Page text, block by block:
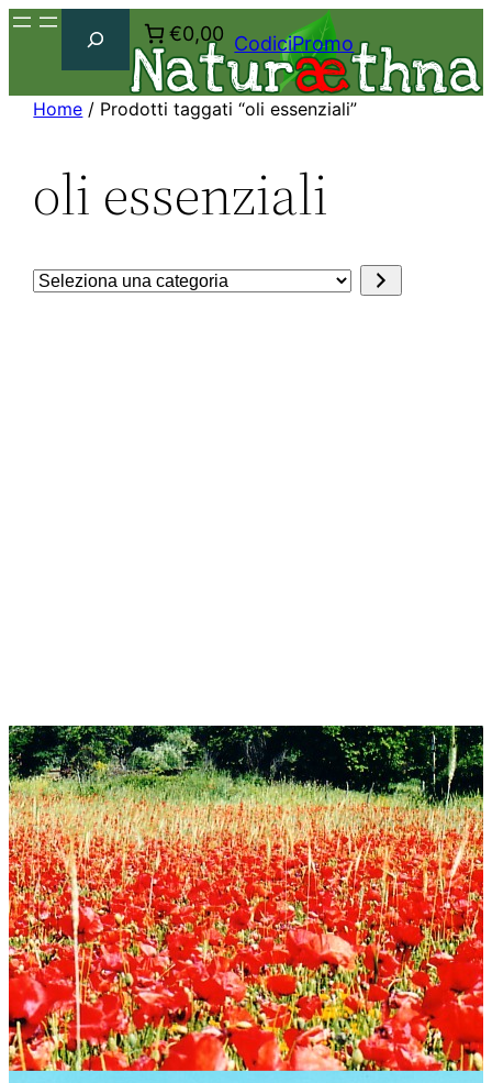
€0,00 CodiciPromo
Home / Prodotti taggati “oli essenziali”
oli essenziali
Seleziona